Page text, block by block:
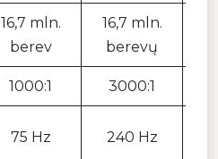
16,7 mln.
berev
16,7 mln.
berevų
1000:1 3000:1
75 Hz 240 Hz